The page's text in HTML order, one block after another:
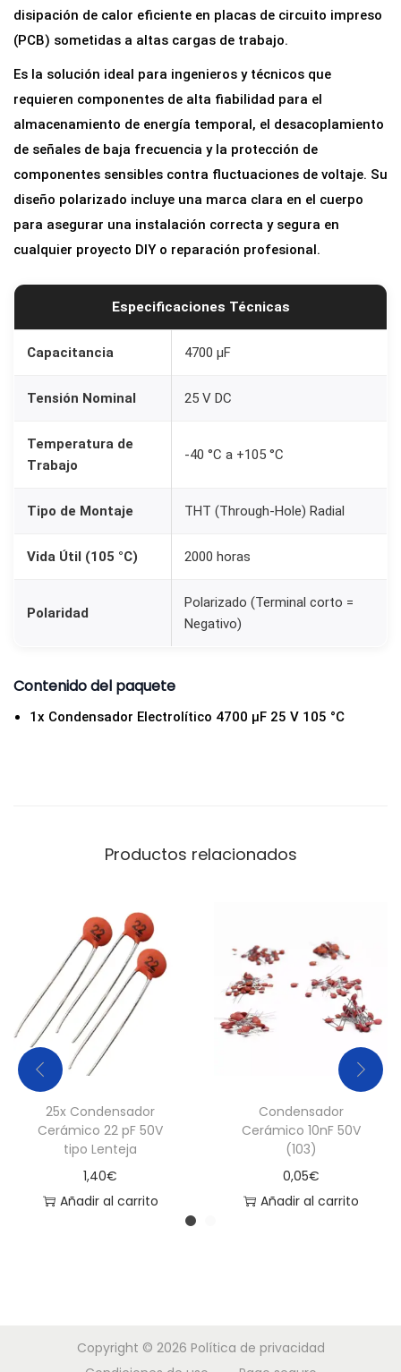
disipación de calor eficiente en placas de circuito impreso
(PCB) sometidas a altas cargas de trabajo.
Es la solución ideal para ingenieros y técnicos que
requieren componentes de alta fiabilidad para el
almacenamiento de energía temporal, el desacoplamiento
de señales de baja frecuencia y la protección de
componentes sensibles contra fluctuaciones de voltaje. Su
diseño polarizado incluye una marca clara en el cuerpo
para asegurar una instalación correcta y segura en
cualquier proyecto DIY o reparación profesional.
Especificaciones Técnicas
Capacitancia 4700 µF
Tensión Nominal 25 V DC
Temperatura de
Trabajo
-40 °C a +105 °C
Tipo de Montaje THT (Through-Hole) Radial
Vida Útil (105 °C) 2000 horas
Polaridad
Polarizado (Terminal corto =
Negativo)
Contenido del paquete
1x Condensador Electrolítico 4700 µF 25 V 105 °C
Productos relacionados
25x Condensador
Cerámico 22 pF 50V
tipo Lenteja
1,40€
Añadir al carrito
Condensador
Cerámico 10nF 50V
(103)
0,05€
Añadir al carrito
Copyright © 2026 Política de privacidad